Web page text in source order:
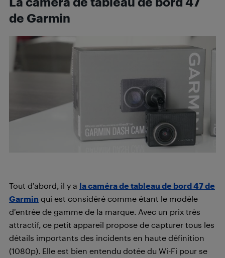
de Garmin
Tout d’abord, il y a la caméra de tableau de bord 47 de
Garmin qui est considéré comme étant le modèle
d’entrée de gamme de la marque. Avec un prix très
attractif, ce petit appareil propose de capturer tous les
détails importants des incidents en haute définition
(1080p). Elle est bien entendu dotée du Wi-Fi pour se